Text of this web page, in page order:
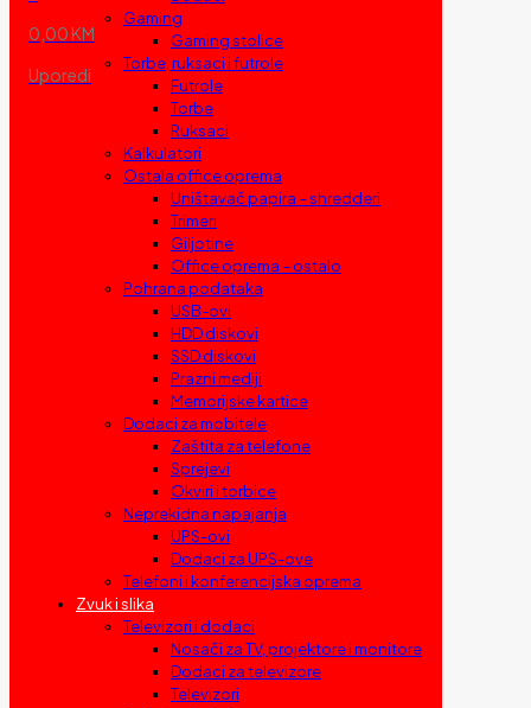
0,00 KM
Uporedi
Gaming
Gaming stolice
Torbe, ruksaci i futrole
Futrole
Torbe
Ruksaci
Kalkulatori
Ostala office oprema
Uništavač papira – shredderi
Trimeri
Giljotine
Office oprema – ostalo
Pohrana podataka
USB-ovi
HDD diskovi
SSD diskovi
Prazni mediji
Memorijske kartice
Dodaci za mobitele
Zaštita za telefone
Sprejevi
Okviri i torbice
Neprekidna napajanja
UPS-ovi
Dodaci za UPS-ove
Telefoni i konferencijska oprema
Zvuk i slika
Televizori i dodaci
Nosači za TV, projektore i monitore
Dodaci za televizore
Televizori